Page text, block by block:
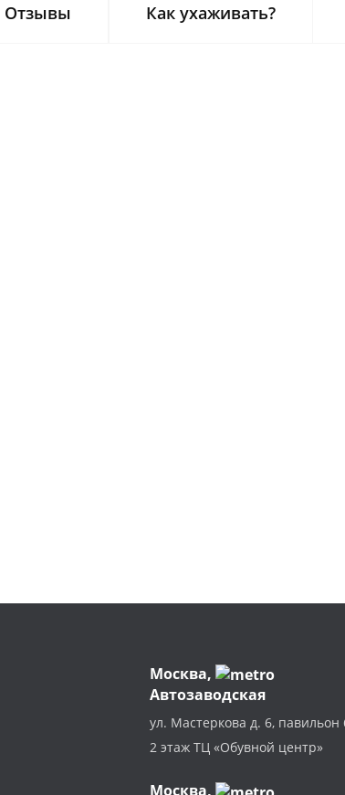
Отзывы Как ухаживать?
Москва,
Автозаводская
ул. Мастеркова д. 6, павильон
2 этаж ТЦ «Обувной центр»
Москва,